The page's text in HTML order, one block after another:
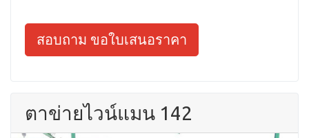
สอบถาม ขอใบเสนอราคา
ตาข่ายไวน์แมน 142